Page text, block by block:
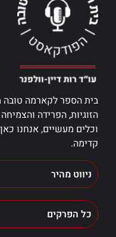
בית הספר לקארמה טובה
הזוגיות, הפרידה
וכלים מעשיים, אנחנו
קדימה.
ניווט מהיר
כל הפרקים